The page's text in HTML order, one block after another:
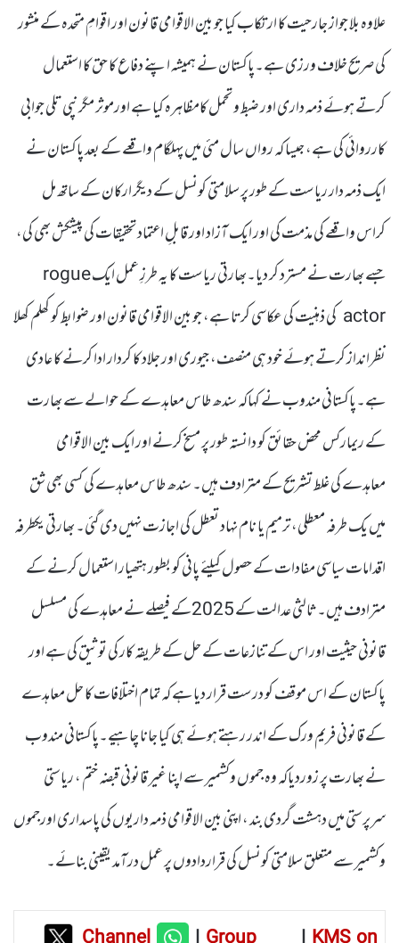
علاوہ بلا جواز جارحیت کا ارتکاب کیا جو بین الاقوامی قانون اور اقوامِ متحدہ کے منشور
کی صریح خلاف ورزی ہے۔پاکستان نے ہمیشہ اپنے دفاع کا حق کا استعمال
کرتے ہوئے ذمہ داری اور ضبط و تحمل کامظاہرہ کیا ہے اورموثر مگر نپی تلی جوابی
کارروائی کی ہے، جیسا کہ رواں سال مئی میں پہلگام واقعے کے بعد پاکستان نے
ایک ذمہ دار ریاست کے طور پر سلامتی کونسل کے دیگر ارکان کے ساتھ مل
کراس واقعے کی مذمت کی اور ایک آزاد اور قابلِ اعتماد تحقیقات کی پیشکش بھی کی،
جسے بھارت نے مسترد کر دیا۔بھارتی ریاست کا یہ طرزِ عمل ایک rogue
actor کی ذہنیت کی عکاسی کرتا ہے، جو بین الاقوامی قانون اور ضوابط کو کھلم کھلا
نظرانداز کرتے ہوئے خود ہی منصف، جیوری اور جلاد کا کردار ادا کرنے کا عادی
ہے۔پاکستانی مندوب نے کہاکہ سندھ طاس معاہدے کے حوالے سے بھارت
کے ریمارکس محض حقائق کو دانستہ طور پر مسخ کرنے اور ایک بین الاقوامی
معاہدے کی غلط تشریح کے مترادف ہیں۔ سندھ طاس معاہدے کی کسی بھی شق
میں یک طرفہ معطلی، ترمیم یا نام نہاد تعطل کی اجازت نہیں دی گئی۔ بھارتی یکطرفہ
اقدامات سیاسی مفادات کے حصول کیلئے پانی کو بطور ہتھیار استعمال کرنے کے
مترادف ہیں۔ ثالثی عدالت کے 2025کے فیصلے نے معاہدے کی مسلسل
قانونی حیثیت اور اس کے تنازعات کے حل کے طریقہ کار کی توثیق کی ہے اور
پاکستان کے اس موقف کو درست قرار دیا ہے کہ تمام اختلافات کا حل معاہدے
کے قانونی فریم ورک کے اندر رہتے ہوئے ہی کیا جانا چاہیے۔پاکستانی مندوب
نے بھارت پر زوردیاکہ وہ جموں وکشمیر سے اپنا غیر قانونی قبضہ ختم ، ریاستی
سرپرستی میں دہشت گردی بند ، اپنی بین الاقوامی ذمہ داریوں کی پاسداری اورجموں
وکشمیر سے متعلق سلامتی کونسل کی قراردادوں پر عمل درآمد یقینی بنائے۔